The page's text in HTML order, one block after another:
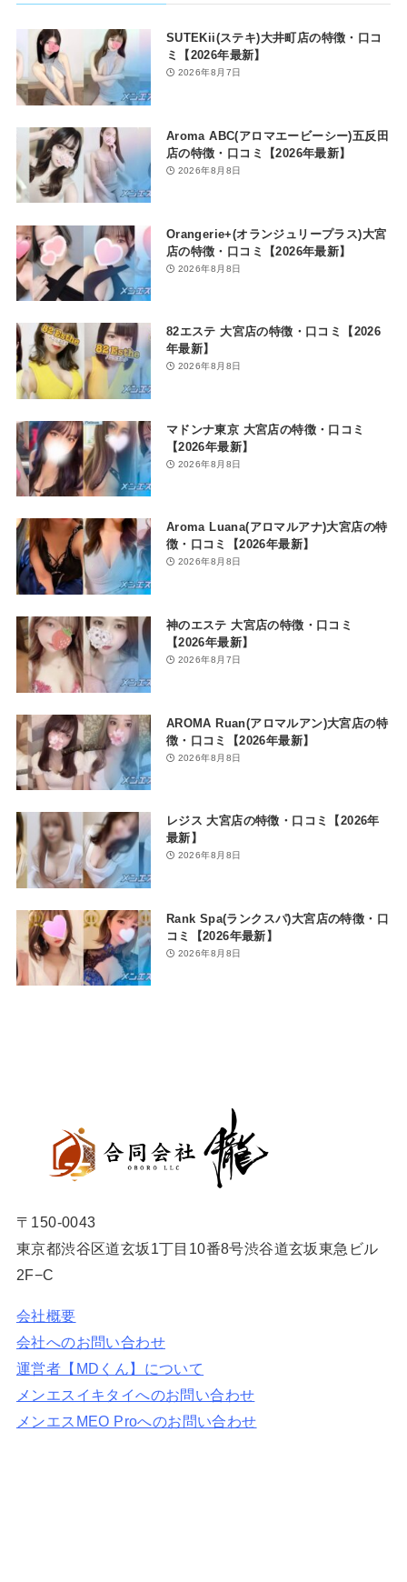
SUTEKii(ステキ)大井町店の特徴・口コ
ミ【2026年最新】
2026年8月7日
Aroma ABC(アロマエービーシー)五反田
店の特徴・口コミ【2026年最新】
2026年8月8日
Orangerie+(オランジュリープラス)大宮
店の特徴・口コミ【2026年最新】
2026年8月8日
82エステ 大宮店の特徴・口コミ【2026
年最新】
2026年8月8日
マドンナ東京 大宮店の特徴・口コミ
【2026年最新】
2026年8月8日
Aroma Luana(アロマルアナ)大宮店の特
徴・口コミ【2026年最新】
2026年8月8日
神のエステ 大宮店の特徴・口コミ
【2026年最新】
2026年8月7日
AROMA Ruan(アロマルアン)大宮店の特
徴・口コミ【2026年最新】
2026年8月8日
レジス 大宮店の特徴・口コミ【2026年
最新】
2026年8月8日
Rank Spa(ランクスパ)大宮店の特徴・口
コミ【2026年最新】
2026年8月8日
〒150-0043
東京都渋谷区道玄坂1丁目10番8号渋谷道玄坂東急ビル
2F−C
会社概要
会社へのお問い合わせ
運営者【MDくん】について
メンエスイキタイへのお問い合わせ
メンエスMEO Proへのお問い合わせ